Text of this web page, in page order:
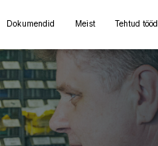
Dokumendid Meist Tehtud tööd